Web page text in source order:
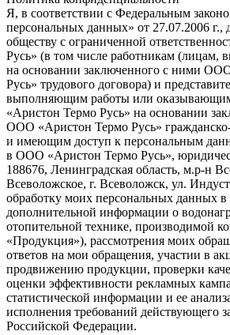
Я, в соответствии с Федеральным
персональных данных» от 27.07.2006 г.,
обществу с ограниченной
Русь» (в том числе работникам
на основании заключенного с ними
Русь» трудового договора) и
выполняющим работы или
«Аристон Термо Русь» на основании
ООО «Аристон Термо Русь» гражданско-
и имеющим доступ к персональным
в ООО «Аристон Термо Русь»,
188676, Ленинградская область, м.р-н
Всеволожское, г. Всеволожск, ул.
обработку моих персональных данных в
дополнительной информации о
отопительной технике, производимой
«Продукция»), рассмотрения моих
ответов на мои обращения, участии в
продвижению продукции, проверки
оценки эффективности рекламных
статистической информации и ее
исполнения требований действующего
Российской Федерации.